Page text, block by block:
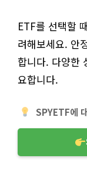
ETF를 선택할 때
려해보세요. 안
합니다. 다양한
요합니다.
SPYETF에